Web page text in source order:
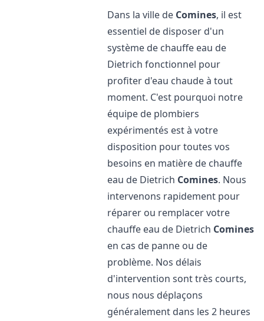
Dans la ville de Comines, il est
essentiel de disposer d'un
système de chauffe eau de
Dietrich fonctionnel pour
profiter d'eau chaude à tout
moment. C'est pourquoi notre
équipe de plombiers
expérimentés est à votre
disposition pour toutes vos
besoins en matière de chauffe
eau de Dietrich Comines. Nous
intervenons rapidement pour
réparer ou remplacer votre
chauffe eau de Dietrich Comines
en cas de panne ou de
problème. Nos délais
d'intervention sont très courts,
nous nous déplaçons
généralement dans les 2 heures